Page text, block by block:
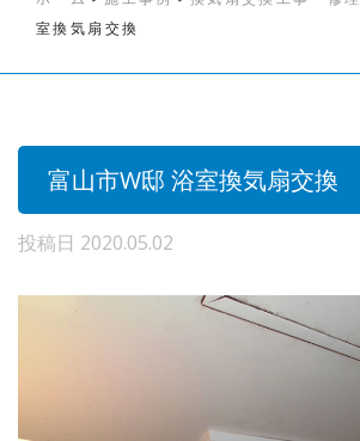
室換気扇交換
富山市W邸 浴室換気扇交換
投稿日 2020.05.02